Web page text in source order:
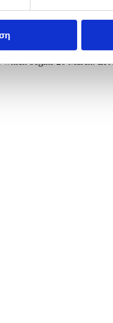
'Sizdah be Dar', the
which begins 20 March.